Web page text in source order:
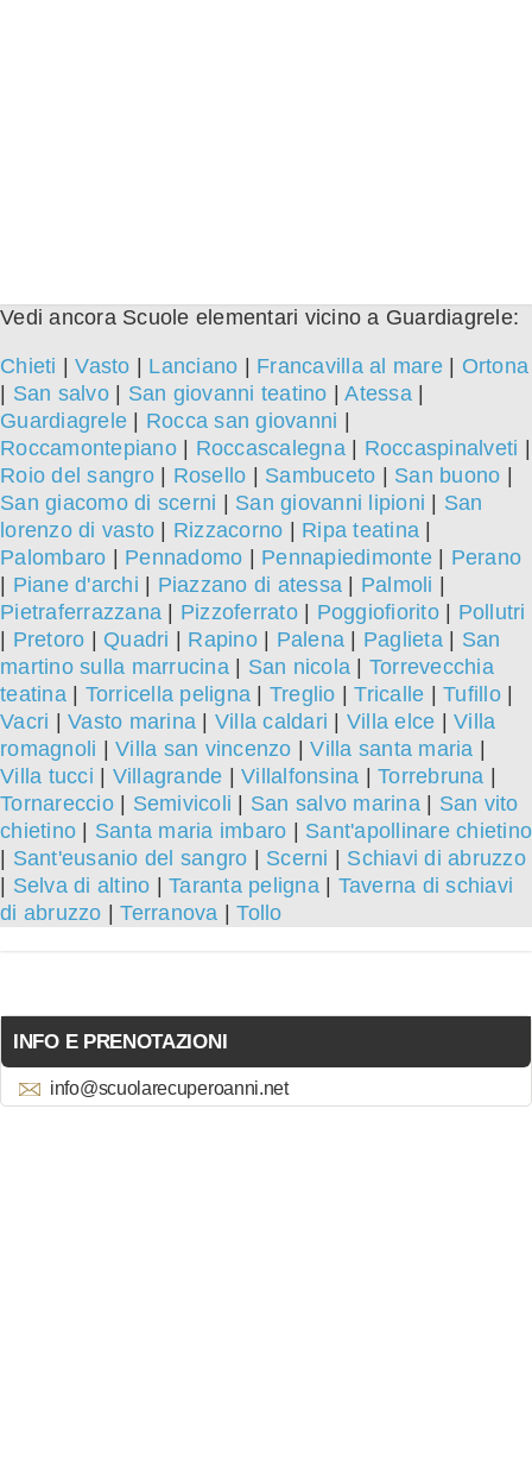
Vedi ancora Scuole elementari vicino a Guardiagrele:
Chieti |Vasto Lanciano Francavilla al mare| Ortona
San salvo| San giovanni teatino |Atessa|
Guardiagrele
Rocca san giovanni
Roccamontepiano| Roccascalegna| Roccaspinalveti
Roio del sangro| Rosello Sambuceto San buono
San giacomo di scerni
San giovanni lipioni
San
lorenzo di vasto
Rizzacorno Ripa teatina
Palombaro
Pennadomo Pennapiedimonte| Perano
Piane d'archi Piazzano di atessa Palmoli
Pietraferrazzana
Pizzoferrato| Poggiofiorito| Pollutri
Pretoro Quadri Rapino| Palena Paglieta| San
martino sulla marrucina| San nicola
Torrevecchia
teatina| Torricella peligna Treglio |Tricalle Tufillo|
Vacri
Vasto marina Villa caldari Villa elce
Villa
romagnoli
Villa san vincenzo |Villa santa maria
Villa tucci
Villagrande Villalfonsina Torrebruna
Tornareccio| Semivicoli San salvo marina| San vito
chietino
Santa maria imbaro
Sant'apollinare chietino
Sant'eusanio del sangro Scerni
Schiavi di abruzzo
Selva di altino Taranta peligna| Taverna di schiavi
di abruzzo |Terranova |Tollo
INFO E PRENOTAZIONI
info@scuolarecuperoanni.net